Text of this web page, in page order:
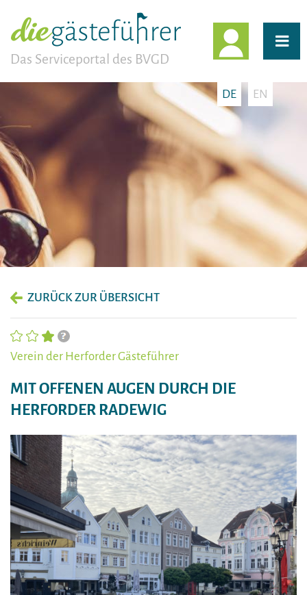
Das Serviceportal des BVGD
DE EN
ZURÜCK ZUR ÜBERSICHT
Verein der Herforder Gästeführer
MIT OFFENEN AUGEN DURCH DIE
HERFORDER RADEWIG